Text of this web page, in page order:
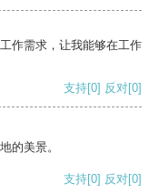
作需求，让我能够在工作
支持[0] 反对[0]
的美景。
支持[0] 反对[0]